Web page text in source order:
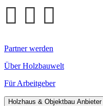
Partner werden
Über Holzbauwelt
Für Arbeitgeber
Holzhaus & Objektbau Anbieter